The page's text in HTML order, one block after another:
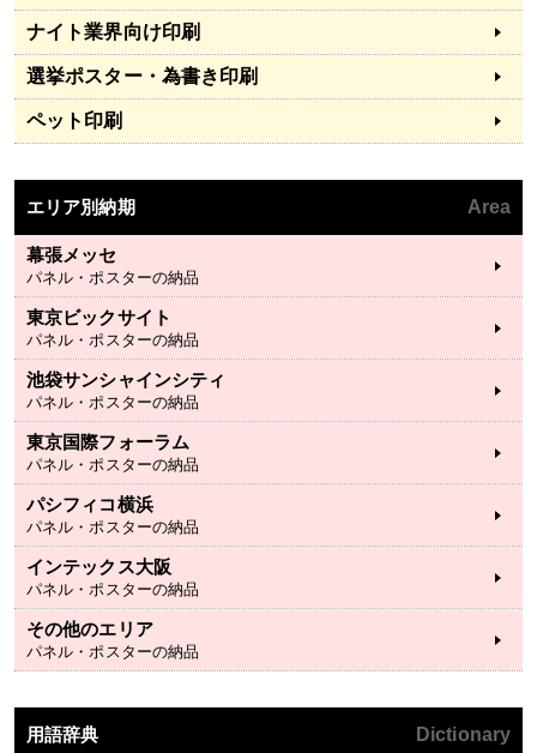
ナイト業界向け印刷
選挙ポスター・為書き印刷
ペット印刷
エリア別納期 Area
幕張メッセ
パネル・ポスターの納品
東京ビックサイト
パネル・ポスターの納品
池袋サンシャインシティ
パネル・ポスターの納品
東京国際フォーラム
パネル・ポスターの納品
パシフィコ横浜
パネル・ポスターの納品
インテックス大阪
パネル・ポスターの納品
その他のエリア
パネル・ポスターの納品
用語辞典 Dictionary